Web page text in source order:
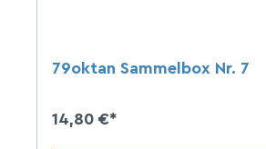
79oktan Sammelbox Nr. 7
14,80 €*